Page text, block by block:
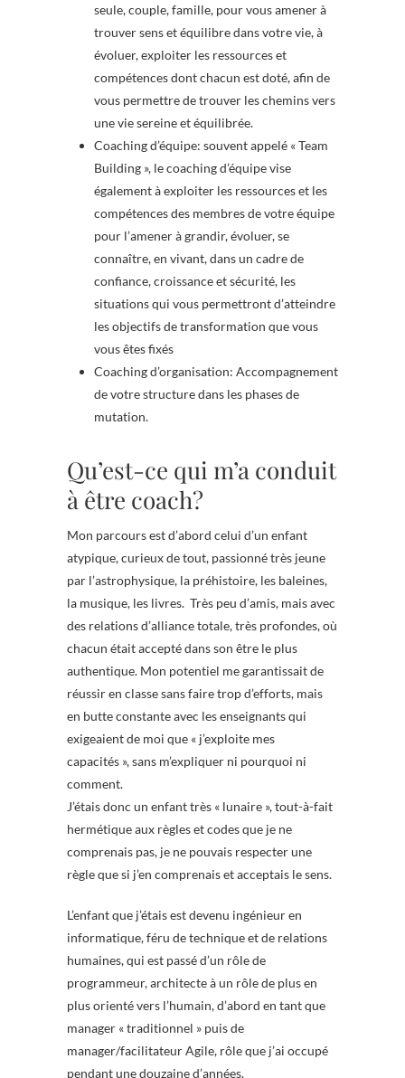
seule, couple, famille, pour vous amener à
trouver sens et équilibre dans votre vie, à
évoluer, exploiter les ressources et
compétences dont chacun est doté, afin de
vous permettre de trouver les chemins vers
une vie sereine et équilibrée.
Coaching d’équipe: souvent appelé « Team
Building », le coaching d’équipe vise
également à exploiter les ressources et les
compétences des membres de votre équipe
pour l’amener à grandir, évoluer, se
connaître, en vivant, dans un cadre de
confiance, croissance et sécurité, les
situations qui vous permettront d’atteindre
les objectifs de transformation que vous
vous êtes fixés
Coaching d’organisation: Accompagnement
de votre structure dans les phases de
mutation.
Qu’est-ce qui m’a conduit
à être coach?
Mon parcours est d’abord celui d’un enfant
atypique, curieux de tout, passionné très jeune
par l’astrophysique, la préhistoire, les baleines,
la musique, les livres. Très peu d’amis, mais avec
des relations d’alliance totale, très profondes, où
chacun était accepté dans son être le plus
authentique. Mon potentiel me garantissait de
réussir en classe sans faire trop d’efforts, mais
en butte constante avec les enseignants qui
exigeaient de moi que « j’exploite mes
capacités », sans m’expliquer ni pourquoi ni
comment.
J’étais donc un enfant très « lunaire », tout-à-fait
hermétique aux règles et codes que je ne
comprenais pas, je ne pouvais respecter une
règle que si j’en comprenais et acceptais le sens.
L’enfant que j’étais est devenu ingénieur en
informatique, féru de technique et de relations
humaines, qui est passé d’un rôle de
programmeur, architecte à un rôle de plus en
plus orienté vers l’humain, d’abord en tant que
manager « traditionnel » puis de
manager/facilitateur Agile, rôle que j’ai occupé
pendant une douzaine d’années.